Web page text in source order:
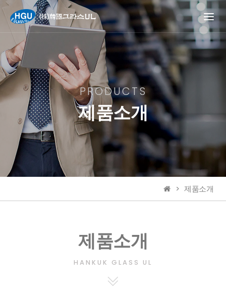
PRODUCTS
제품소개
제품소개
제품소개
HANKUK GLASS UL